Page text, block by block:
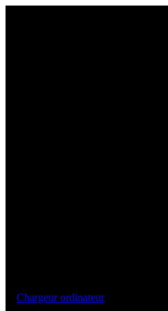
Chargeur ordinateur